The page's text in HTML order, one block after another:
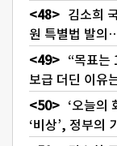
김소희
원 특별법 발의
“목표는
보급 더딘 이유
‘오늘의
‘비상’, 정부의